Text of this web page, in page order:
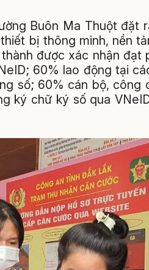
Buôn Ma Thuột đặt
bị thông minh, nền
được xác nhận đạt
60% lao động tại
số; 60% cán bộ, công
ký chữ ký số qua